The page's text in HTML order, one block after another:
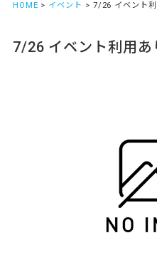
HOME > イベント > 7/26 イベント利
7/26 イベント利用あ